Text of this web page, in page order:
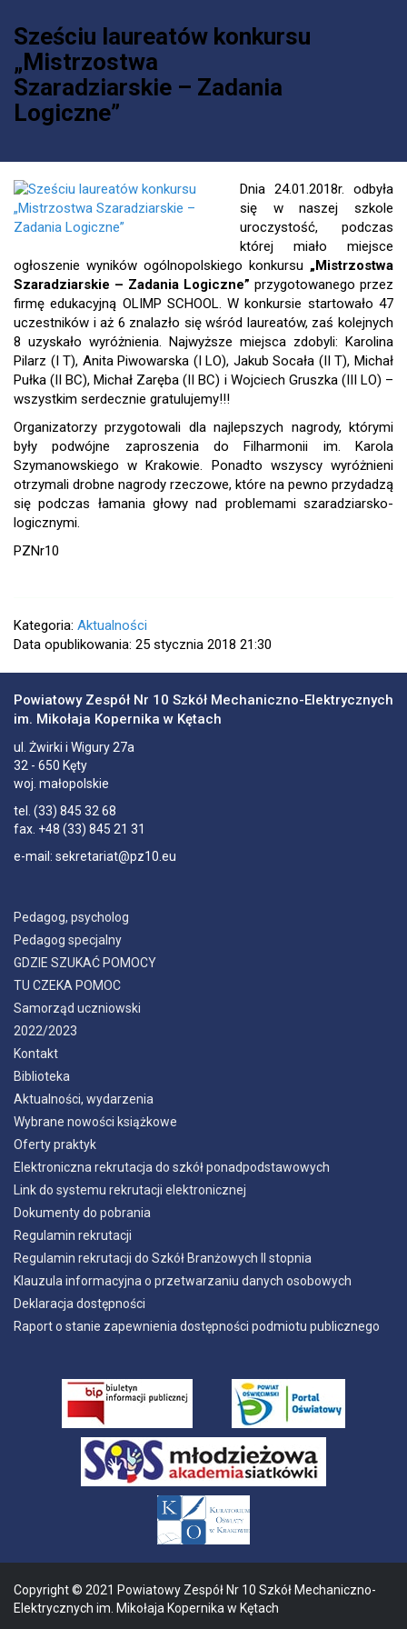
Sześciu laureatów konkursu
„Mistrzostwa
Szaradziarskie – Zadania
Logiczne”
Dnia 24.01.2018r. odbyła
się w naszej szkole
uroczystość, podczas
której miało miejsce
ogłoszenie wyników ogólnopolskiego konkursu „Mistrzostwa
Szaradziarskie – Zadania Logiczne” przygotowanego przez
firmę edukacyjną OLIMP SCHOOL.W konkursie startowało 47
uczestników i aż 6 znalazło się wśród laureatów, zaś kolejnych
8 uzyskało wyróżnienia. Najwyższe miejsca zdobyli: Karolina
Pilarz (I T), Anita Piwowarska (I LO), Jakub Socała (II T), Michał
Pułka (II BC), Michał Zaręba (II BC) i Wojciech Gruszka (III LO) –
wszystkim serdecznie gratulujemy!!!
Organizatorzy przygotowali dla najlepszych nagrody, którymi
były podwójne zaproszenia do Filharmonii im. Karola
Szymanowskiego w Krakowie. Ponadto wszyscy wyróżnieni
otrzymali drobne nagrody rzeczowe, które na pewno przydadzą
się podczas łamania głowy nad problemami szaradziarsko-
logicznymi.
PZNr10
Kategoria: Aktualności
Data opublikowania: 25 stycznia 2018 21:30
Powiatowy Zespół Nr 10 Szkół Mechaniczno-Elektrycznych
im. Mikołaja Kopernika w Kętach
ul. Żwirki i Wigury 27a
32 - 650 Kęty
woj. małopolskie
tel. (33) 845 32 68
fax. +48 (33) 845 21 31
e-mail: sekretariat@pz10.eu
Pedagog, psycholog
Pedagog specjalny
GDZIE SZUKAĆ POMOCY
TU CZEKA POMOC
Samorząd uczniowski
2022/2023
Kontakt
Biblioteka
Aktualności, wydarzenia
Wybrane nowości książkowe
Oferty praktyk
Elektroniczna rekrutacja do szkół ponadpodstawowych
Link do systemu rekrutacji elektronicznej
Dokumenty do pobrania
Regulamin rekrutacji
Regulamin rekrutacji do Szkół Branżowych II stopnia
Klauzula informacyjna o przetwarzaniu danych osobowych
Deklaracja dostępności
Raport o stanie zapewnienia dostępności podmiotu publicznego
Copyright © 2021 Powiatowy Zespół Nr 10 Szkół Mechaniczno-
Elektrycznych im. Mikołaja Kopernika w Kętach